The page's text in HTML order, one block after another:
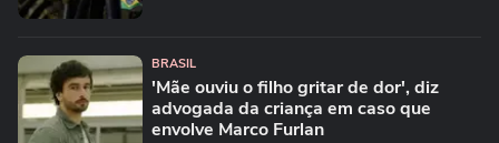
BRASIL
'Mãe ouviu o filho gritar de dor', diz
advogada da criança em caso que
envolve Marco Furlan